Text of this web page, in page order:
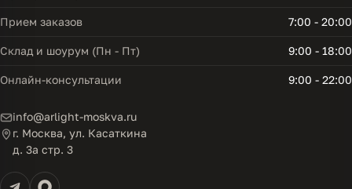
Прием заказов 7:00 - 20:00
Склад и шоурум (Пн - Пт) 9:00 - 18:00
Онлайн-консультации 9:00 - 22:00
info@arlight-moskva.ru
г. Москва, ул. Касаткина
д. 3а стр. 3